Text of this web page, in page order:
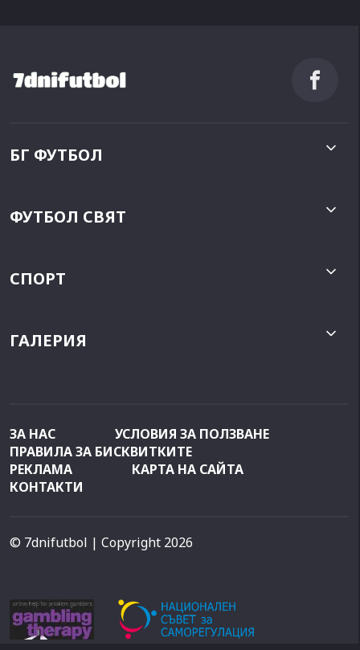
БГ ФУТБОЛ
ФУТБОЛ СВЯТ
СПОРТ
ГАЛЕРИЯ
ЗА НАС
УСЛОВИЯ ЗА ПОЛЗВАНЕ
ПРАВИЛА ЗА БИСКВИТКИТЕ
РЕКЛАМА
КАРТА НА САЙТА
КОНТАКТИ
© 7dnifutbol | Copyright 2026